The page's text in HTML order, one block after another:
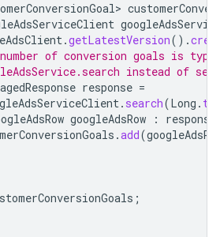
.getLatestVersion().
of conversion goals is
instead of
response =
. search(Long .
googleAdsRow : response
.add(
;